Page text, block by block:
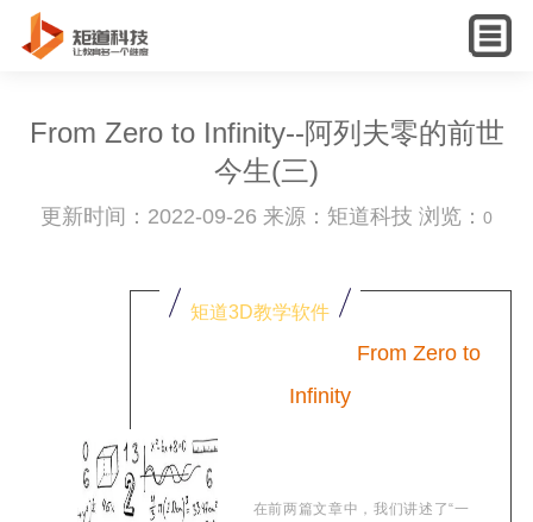
English
From Zero to Infinity--阿列夫零的前世
今生(三)
更新时间：2022-09-26 来源：矩道科技 浏览： 0
矩道3D教学软件
From Zero to
Infinity
在前两篇文章中，我们讲述了“一